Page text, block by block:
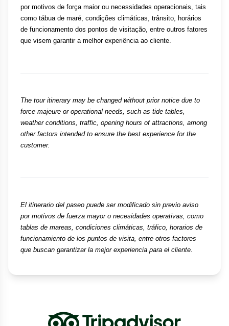
por motivos de força maior ou necessidades operacionais, tais
como tábua de maré, condições climáticas, trânsito, horários
de funcionamento dos pontos de visitação, entre outros fatores
que visem garantir a melhor experiência ao cliente.
The tour itinerary may be changed without prior notice due to
force majeure or operational needs, such as tide tables,
weather conditions, traffic, opening hours of attractions, among
other factors intended to ensure the best experience for the
customer.
El itinerario del paseo puede ser modificado sin previo aviso
por motivos de fuerza mayor o necesidades operativas, como
tablas de mareas, condiciones climáticas, tráfico, horarios de
funcionamiento de los puntos de visita, entre otros factores
que buscan garantizar la mejor experiencia para el cliente.